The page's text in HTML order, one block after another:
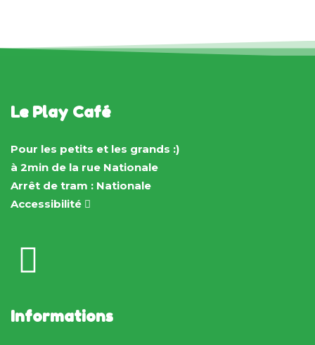
Le Play Café
Pour les petits et les grands :)
à 2min de la rue Nationale
Arrêt de tram : Nationale
Accessibilité
Informations